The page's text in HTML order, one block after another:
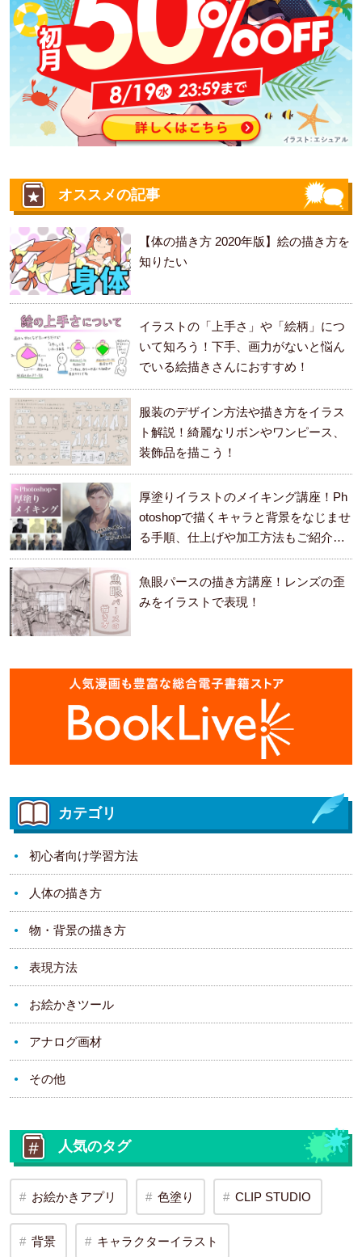
オススメの記事
【体の描き方 2020年版】絵の描き方を
知りたい
イラストの「上手さ」や「絵柄」につ
いて知ろう！下手、画力がないと悩ん
でいる絵描きさんにおすすめ！
服装のデザイン方法や描き方をイラス
ト解説！綺麗なリボンやワンピース、
装飾品を描こう！
厚塗りイラストのメイキング講座！Ph
otoshopで描くキャラと背景をなじませ
る手順、仕上げや加工方法もご紹介し
ます。
魚眼パースの描き方講座！レンズの歪
みをイラストで表現！
カテゴリ
初心者向け学習方法
人体の描き方
物・背景の描き方
表現方法
お絵かきツール
アナログ画材
その他
人気のタグ
お絵かきアプリ 色塗り CLIP STUDIO
背景 キャラクターイラスト